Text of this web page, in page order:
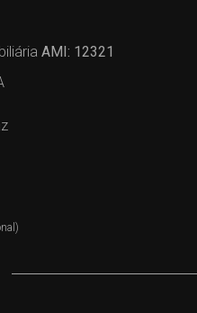
AMI: 12321